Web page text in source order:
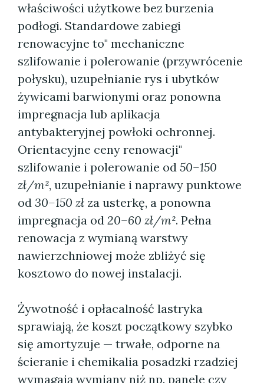
właściwości użytkowe bez burzenia
podłogi. Standardowe zabiegi
renowacyjne to" mechaniczne
szlifowanie i polerowanie (przywrócenie
połysku), uzupełnianie rys i ubytków
żywicami barwionymi oraz ponowna
impregnacja lub aplikacja
antybakteryjnej powłoki ochronnej.
Orientacyjne ceny renowacji"
szlifowanie i polerowanie od 50–150
zł/m², uzupełnianie i naprawy punktowe
od 30–150 zł za usterkę, a ponowna
impregnacja od 20–60 zł/m². Pełna
renowacja z wymianą warstwy
nawierzchniowej może zbliżyć się
kosztowo do nowej instalacji.
Żywotność i opłacalność lastryka
sprawiają, że koszt początkowy szybko
się amortyzuje — trwałe, odporne na
ścieranie i chemikalia posadzki rzadziej
wymagają wymiany niż np. panele czy